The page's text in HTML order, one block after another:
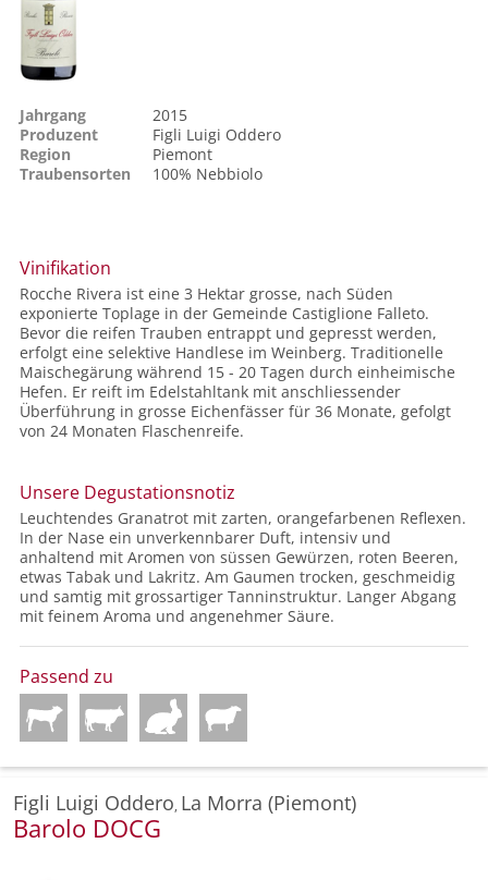
Jahrgang
2015
Produzent
Figli Luigi Oddero
Region
Piemont
Traubensorten
100% Nebbiolo
Vinifikation
Rocche Rivera ist eine 3 Hektar grosse, nach Süden
exponierte Toplage in der Gemeinde Castiglione Falleto.
Bevor die reifen Trauben entrappt und gepresst werden,
erfolgt eine selektive Handlese im Weinberg. Traditionelle
Maischegärung während 15 - 20 Tagen durch einheimische
Hefen. Er reift im Edelstahltank mit anschliessender
Überführung in grosse Eichenfässer für 36 Monate, gefolgt
von 24 Monaten Flaschenreife.
Unsere Degustationsnotiz
Leuchtendes Granatrot mit zarten, orangefarbenen Reflexen.
In der Nase ein unverkennbarer Duft, intensiv und
anhaltend mit Aromen von süssen Gewürzen, roten Beeren,
etwas Tabak und Lakritz. Am Gaumen trocken, geschmeidig
und samtig mit grossartiger Tanninstruktur. Langer Abgang
mit feinem Aroma und angenehmer Säure.
Passend zu
Figli Luigi Oddero, La Morra (Piemont)
Barolo DOCG